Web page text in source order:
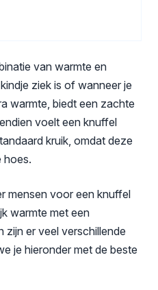
van warmte en
ziek is of wanneer je
warmte, biedt een zachte
voelt een knuffel
kruik, omdat deze
hoes.
mensen voor een knuffel
warmte met een
zijn er veel verschillende
je hieronder met de beste